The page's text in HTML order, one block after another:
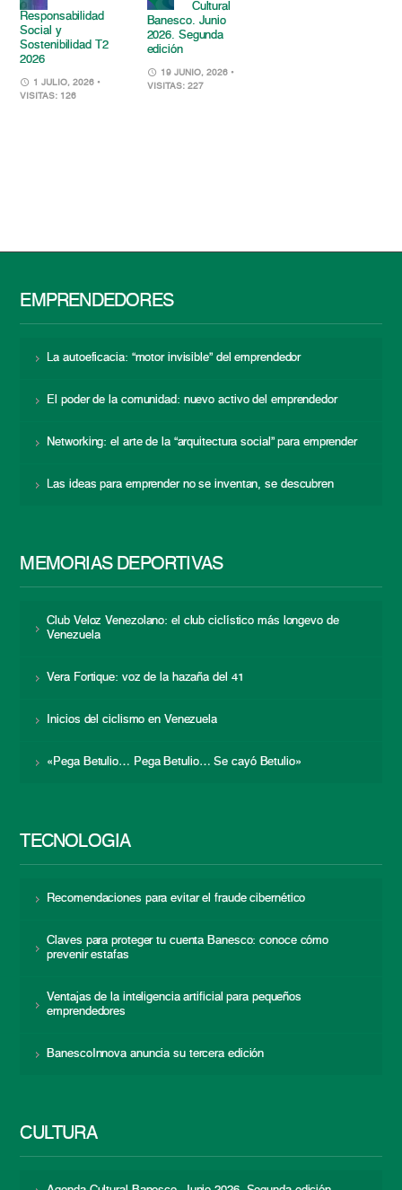
Responsabilidad
Social y
Sostenibilidad T2
2026
1 JULIO, 2026 •
VISITAS: 126
Cultural
Banesco. Junio
2026. Segunda
edición
19 JUNIO, 2026 •
VISITAS: 227
EMPRENDEDORES
La autoeficacia: “motor invisible” del emprendedor
El poder de la comunidad: nuevo activo del emprendedor
Networking: el arte de la “arquitectura social” para emprender
Las ideas para emprender no se inventan, se descubren
MEMORIAS DEPORTIVAS
Club Veloz Venezolano: el club ciclístico más longevo de
Venezuela
Vera Fortique: voz de la hazaña del 41
Inicios del ciclismo en Venezuela
«Pega Betulio… Pega Betulio… Se cayó Betulio»
TECNOLOGÍA
Recomendaciones para evitar el fraude cibernético
Claves para proteger tu cuenta Banesco: conoce cómo
prevenir estafas
Ventajas de la inteligencia artificial para pequeños
emprendedores
BanescoInnova anuncia su tercera edición
CULTURA